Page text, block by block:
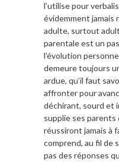
l’utilise pour
évidemment jamais
adulte, surtout
parentale est un
l’évolution
demeure toujours
ardue, qu’il faut
affronter pour
déchirant, sourd et
supplie ses parents
réussiront jamais à
comprend, au fil de
pas des réponses